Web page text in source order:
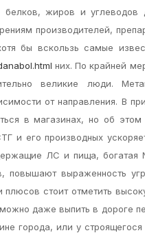
белков, жиров и
производителей,
бы вскользь самые
них. По крайней
великие люди.
от направления. В
в магазинах, но об
и его производных
ЛС и пища,
повышают выраженность
плюсов стоит отметить
даже выпить в дороге
города, или у